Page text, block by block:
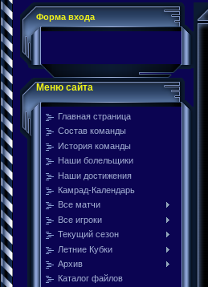
Форма входа
Меню сайта
Главная страница
Состав команды
История команды
Наши болельщики
Наши достижения
Камрад-Календарь
Все матчи
Все игроки
Текущий сезон
Летние Кубки
Архив
Каталог файлов